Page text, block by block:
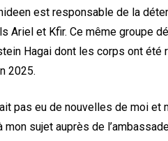
est responsable de la
Ariel et Kfir. Ce même groupe
Hagai dont les corps ont été
2025.
pas eu de nouvelles de moi et
mon sujet auprès de